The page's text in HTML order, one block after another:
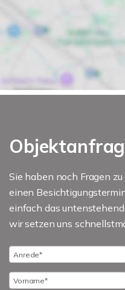
Sie haben noch Fragen
einen
einfach das
wir setzen uns